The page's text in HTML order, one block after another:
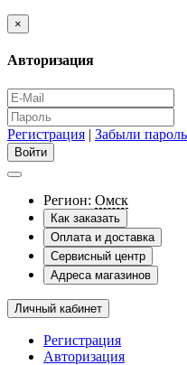
×
Авторизация
Регистрация | Забыли
Регион: Омск
Как заказать
Оплата и доставка
Сервисный центр
Адреса магазинов
Личный кабинет
Регистрация
Авторизация